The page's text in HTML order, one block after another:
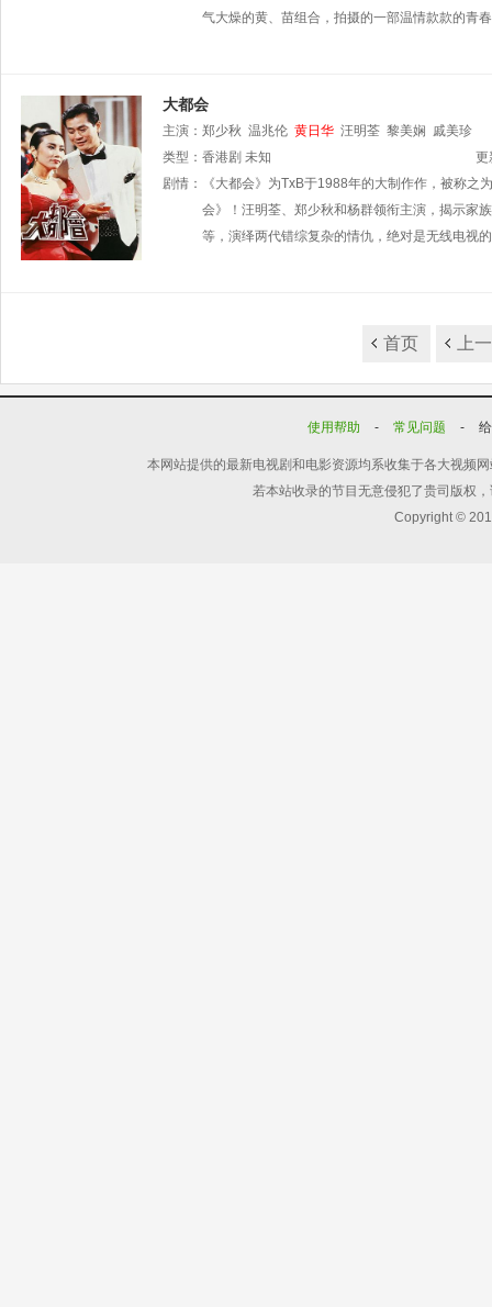
气大燥的黄、苗组合，拍摄的一部温情款款的青
大都会
主演： 郑少秋 温兆伦 黄日华 汪明荃 黎美娴 戚美珍
类型： 香港剧 未知
更
剧情：
《大都会》为TxB于1988年的大制作作，被称
会》！汪明荃、郑少秋和杨群领衔主演，揭示家
等，演绎两代错综复杂的情仇，绝对是无线电视
首页 上
使用帮助 - 常见问题 -
本网站提供的最新电视剧和电影资源均系收集于各大视频
若本站收录的节目无意侵犯了贵司版权
Copyright ©